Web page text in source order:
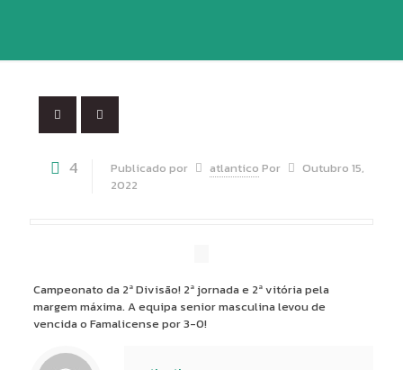
4 Publicado por atlantico Por
Outubro 15,
2022
Campeonato da 2ª Divisão! 2ª jornada e 2ª vitória pela
margem máxima. A equipa senior masculina levou de
vencida o Famalicense por 3-0!